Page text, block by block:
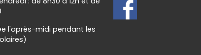
l'après-midi pendant les